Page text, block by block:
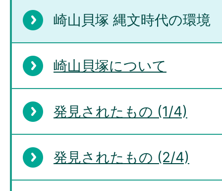
崎山貝塚 縄文時代の環境
崎山貝塚について
発見されたもの (1/4)
発見されたもの (2/4)